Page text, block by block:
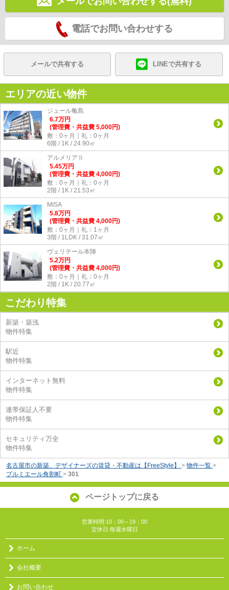
電話でお問い合わせする
メールで共有する LINEで共有する
エリアの近い物件
ジュール亀島
6.7万円
(管理費・共益費 5,000円)
敷：0ヶ月｜礼：0ヶ月
6階 / 1K / 24.90㎡
アルメリアⅡ
5.45万円
(管理費・共益費 4,000円)
敷：0ヶ月｜礼：0ヶ月
2階 / 1K / 21.53㎡
MISA
5.8万円
(管理費・共益費 4,000円)
敷：0ヶ月｜礼：1ヶ月
3階 / 1LDK / 31.07㎡
ヴェリテール本陣
5.2万円
(管理費・共益費 4,000円)
敷：0ヶ月｜礼：0ヶ月
2階 / 1K / 20.77㎡
こだわり特集
新築・築浅
物件特集
駅近
物件特集
インターネット無料
物件特集
連帯保証人不要
物件特集
セキュリティ万全
物件特集
名古屋市の新築、デザイナーズの賃貸・不動産は【FreeStyle】 > 物件一覧 >
プルミエール角割町 > 301
ページトップに戻る
営業時間:10：00～19：00
定休日:毎週水曜日
ホーム
会社概要
お問い合わせ